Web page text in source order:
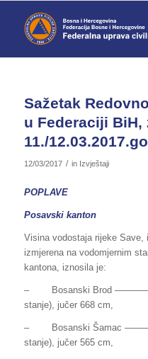
Sažetak
u Federaciji BiH,
11./
12/03/2017 / in Izvještaji
POPLAVE
Posavski kanton
Visina vodostaja rijeke Save,
izmjerena na vodomjernim
kantona, iznosila je:
– Bosanski Brod
stanje), jučer 668 cm,
– Bosanski Šamac
stanje), jučer 565 cm,